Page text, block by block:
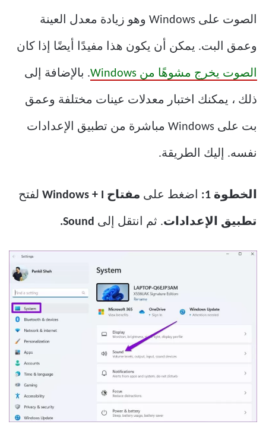
الصوت على Windows وهو زيادة معدل العينة
وعمق البت. يمكن أن يكون هذا مفيدًا أيضًا إذا كان
الصوت يخرج مشوهًا من Windows . بالإضافة إلى
ذلك ، يمكنك اختبار معدلات عينات مختلفة وعمق
بت على Windows مباشرة من تطبيق الإعدادات
نفسه. إليك الطريقة.
الخطوة 1: اضغط على مفتاح Windows + I لفتح
تطبيق الإعدادات. ثم انتقل إلى Sound.